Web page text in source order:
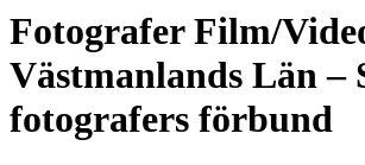
FotograferFilm/
Västmanlands Län–
fotografers förbund